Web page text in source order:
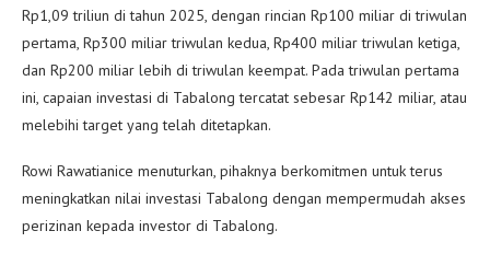
Rp1,09 triliun di tahun 2025, dengan rincian Rp100 miliar di triwulan
pertama, Rp300 miliar triwulan kedua, Rp400 miliar triwulan ketiga,
dan Rp200 miliar lebih di triwulan keempat. Pada triwulan pertama
ini, capaian investasi di Tabalong tercatat sebesar Rp142 miliar, atau
melebihi target yang telah ditetapkan.
Rowi Rawatianice menuturkan, pihaknya berkomitmen untuk terus
meningkatkan nilai investasi Tabalong dengan mempermudah akses
perizinan kepada investor di Tabalong.